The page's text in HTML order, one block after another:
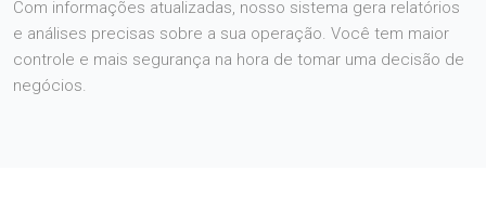
Com informações atualizadas, nosso sistema gera relatórios
e análises precisas sobre a sua operação. Você tem maior
controle e mais segurança na hora de tomar uma decisão de
negócios.